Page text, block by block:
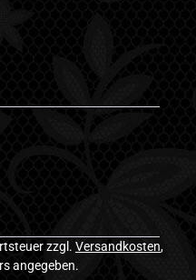
zzgl. Versandkosten,
angegeben.